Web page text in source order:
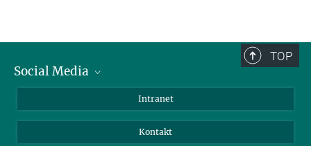
TOP
Social Media
Intranet
Kontakt